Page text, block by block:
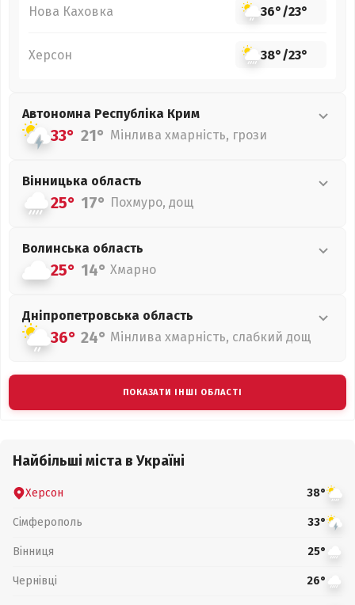
Нова Каховка 36°/23°
Херсон 38°/23°
Автономна Республіка Крим
33° 21° Мінлива хмарність, грози
Вінницька область
25° 17° Похмуро, дощ
Волинська область
25° 14° Хмарно
Дніпропетровська область
36° 24° Мінлива хмарність, слабкий дощ
ПОКАЗАТИ ІНШІ ОБЛАСТІ
Найбільші міста в Україні
Херсон 38°
Сімферополь 33°
Вінниця 25°
Чернівці 26°